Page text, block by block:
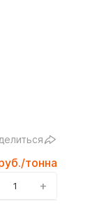
тонна
+